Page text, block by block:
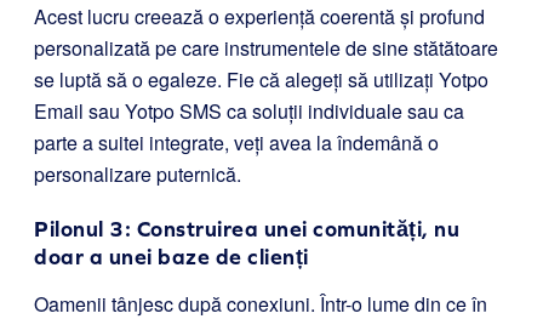
Acest lucru creează o experiență coerentă și profund
personalizată pe care instrumentele de sine stătătoare
se luptă să o egaleze. Fie că alegeți să utilizați Yotpo
Email sau Yotpo SMS ca soluții individuale sau ca
parte a suitei integrate, veți avea la îndemână o
personalizare puternică.
Pilonul 3: Construirea unei comunități, nu
doar a unei baze de clienți
Oamenii tânjesc după conexiuni. Într-o lume din ce în